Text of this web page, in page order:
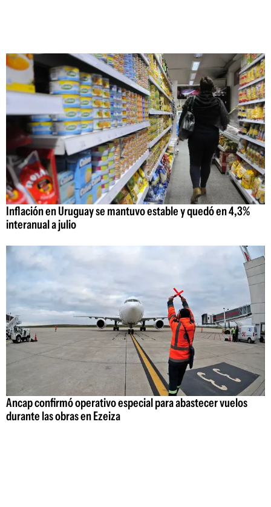
Inflación en Uruguay se mantuvo estable y quedó en 4,3%
interanual a julio
Ancap confirmó operativo especial para abastecer vuelos
durante las obras en Ezeiza